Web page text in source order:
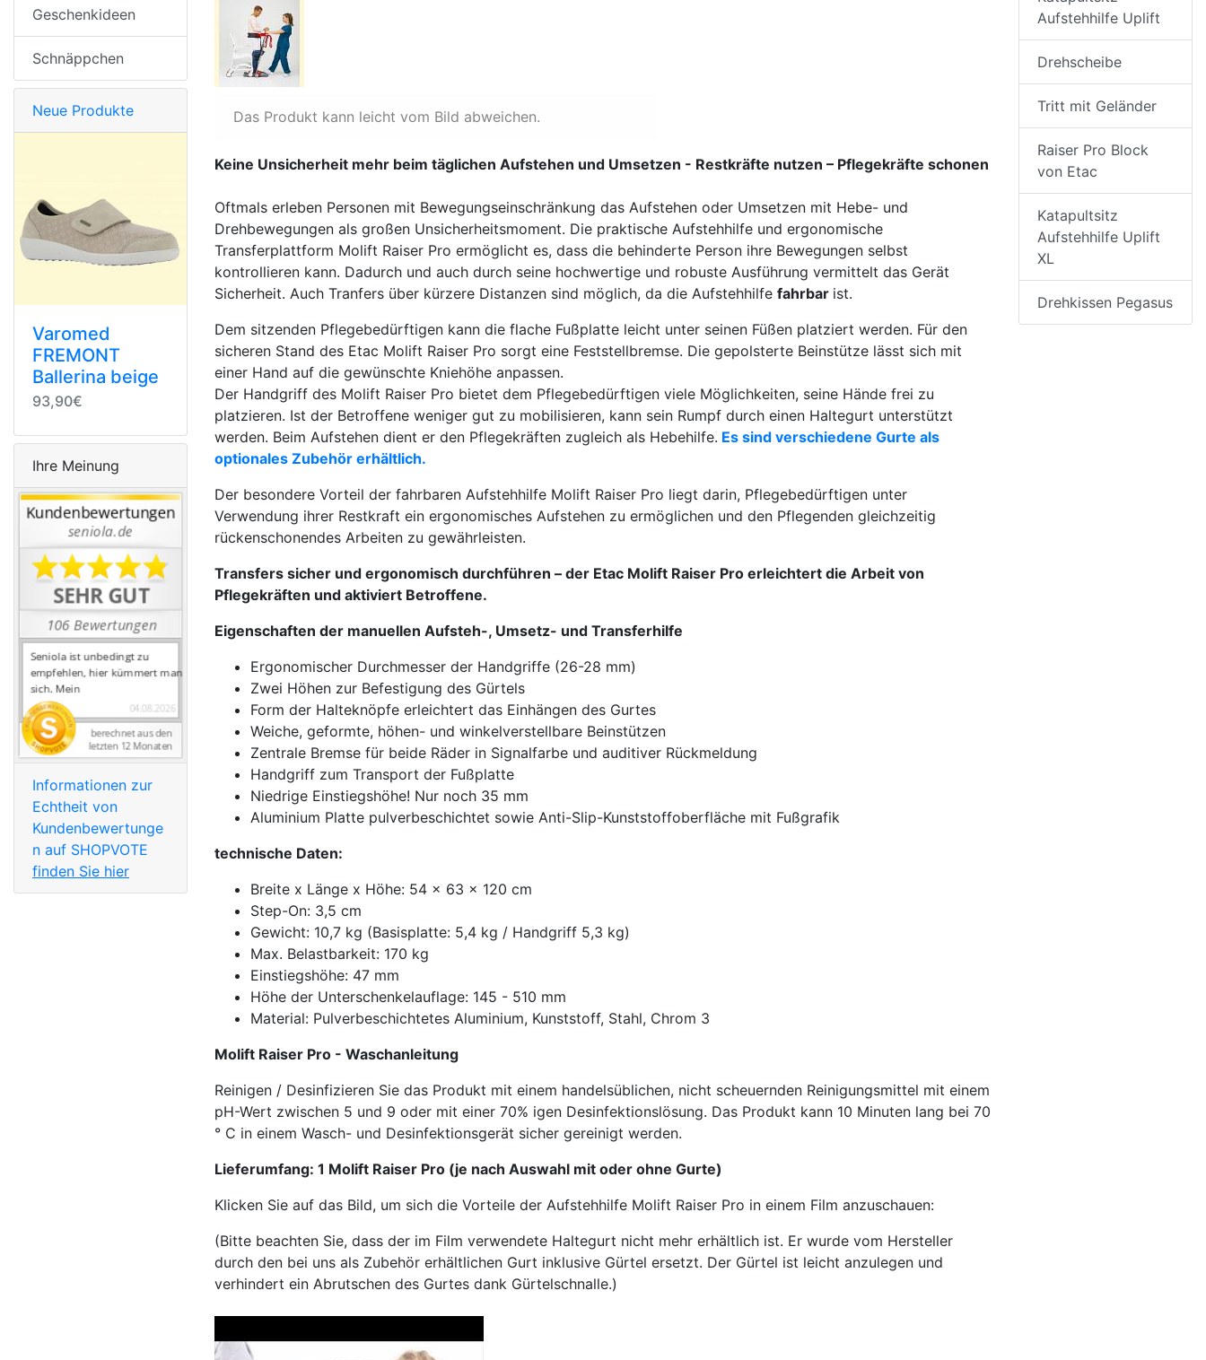
Das Produkt kann leicht vom Bild abweichen.
Keine Unsicherheit mehr beim täglichen Aufstehen und Umsetzen - Restkräfte nutzen – Pflegekräfte schonen
Oftmals erleben Personen mit Bewegungseinschränkung das Aufstehen oder Umsetzen mit Hebe- und
Drehbewegungen als großen Unsicherheitsmoment. Die praktische Aufstehhilfe und ergonomische
Transferplattform Molift Raiser Pro ermöglicht es, dass die behinderte Person ihre Bewegungen selbst
kontrollieren kann. Dadurch und auch durch seine hochwertige und robuste Ausführung vermittelt das Gerät
Sicherheit. Auch Tranfers über kürzere Distanzen sind möglich, da die Aufstehhilfe fahrbar ist.
Dem sitzenden Pflegebedürftigen kann die flache Fußplatte leicht unter seinen Füßen platziert werden. Für den
sicheren Stand des Etac Molift Raiser Pro sorgt eine Feststellbremse. Die gepolsterte Beinstütze lässt sich mit
einer Hand auf die gewünschte Kniehöhe anpassen.
Der Handgriff des Molift Raiser Pro bietet dem Pflegebedürftigen viele Möglichkeiten, seine Hände frei zu
platzieren. Ist der Betroffene weniger gut zu mobilisieren, kann sein Rumpf durch einen Haltegurt unterstützt
werden. Beim Aufstehen dient er den Pflegekräften zugleich als Hebehilfe. Es sind verschiedene Gurte als
optionales Zubehör erhältlich.
Der besondere Vorteil der fahrbaren Aufstehhilfe Molift Raiser Pro liegt darin, Pflegebedürftigen unter
Verwendung ihrer Restkraft ein ergonomisches Aufstehen zu ermöglichen und den Pflegenden gleichzeitig
rückenschonendes Arbeiten zu gewährleisten.
Transfers sicher und ergonomisch durchführen – der Etac Molift Raiser Pro erleichtert die Arbeit von
Pflegekräften und aktiviert Betroffene.
Eigenschaften der manuellen Aufsteh-, Umsetz- und Transferhilfe
Ergonomischer Durchmesser der Handgriffe (26-28 mm)
Zwei Höhen zur Befestigung des Gürtels
Form der Halteknöpfe erleichtert das Einhängen des Gurtes
Weiche, geformte, höhen- und winkelverstellbare Beinstützen
Zentrale Bremse für beide Räder in Signalfarbe und auditiver Rückmeldung
Handgriff zum Transport der Fußplatte
Niedrige Einstiegshöhe! Nur noch 35 mm
Aluminium Platte pulverbeschichtet sowie Anti-Slip-Kunststoffoberfläche mit Fußgrafik
technische Daten:
Breite x Länge x Höhe: 54 x 63 x 120 cm
Step-On: 3,5 cm
Gewicht: 10,7 kg (Basisplatte: 5,4 kg / Handgriff 5,3 kg)
Max. Belastbarkeit: 170 kg
Einstiegshöhe: 47 mm
Höhe der Unterschenkelauflage: 145 - 510 mm
Material: Pulverbeschichtetes Aluminium, Kunststoff, Stahl, Chrom 3
Molift Raiser Pro - Waschanleitung
Reinigen / Desinfizieren Sie das Produkt mit einem handelsüblichen, nicht scheuernden Reinigungsmittel mit einem
pH-Wert zwischen 5 und 9 oder mit einer 70% igen Desinfektionslösung. Das Produkt kann 10 Minuten lang bei 70
° C in einem Wasch- und Desinfektionsgerät sicher gereinigt werden.
Lieferumfang: 1 Molift Raiser Pro (je nach Auswahl mit oder ohne Gurte)
Klicken Sie auf das Bild, um sich die Vorteile der Aufstehhilfe Molift Raiser Pro in einem Film anzuschauen:
(Bitte beachten Sie, dass der im Film verwendete Haltegurt nicht mehr erhältlich ist. Er wurde vom Hersteller
durch den bei uns als Zubehör erhältlichen Gurt inklusive Gürtel ersetzt. Der Gürtel ist leicht anzulegen und
verhindert ein Abrutschen des Gurtes dank Gürtelschnalle.)
Geschenkideen
Schnäppchen
Neue Produkte
Varomed
FREMONT
Ballerina beige
93,90€
Ihre Meinung
Informationen zur
Echtheit von
Kundenbewertunge
n auf SHOPVOTE
finden Sie hier
Aufstehhilfe Uplift
Drehscheibe
Tritt mit Geländer
Raiser Pro Block
von Etac
Katapultsitz
Aufstehhilfe Uplift
XL
Drehkissen Pegasus